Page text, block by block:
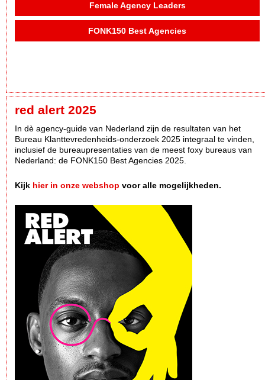
Female Agency Leaders
FONK150 Best Agencies
red alert 2025
In dè agency-guide van Nederland zijn de resultaten van het
Bureau Klanttevredenheids-onderzoek 2025 integraal te vinden,
inclusief de bureaupresentaties van de meest foxy bureaus van
Nederland: de FONK150 Best Agencies 2025.
Kijk hier in onze webshop voor alle mogelijkheden.